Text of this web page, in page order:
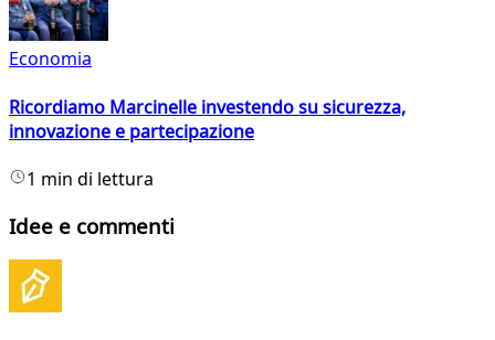
Economia
Ricordiamo Marcinelle investendo su sicurezza,
innovazione e partecipazione
1 min di lettura
Idee e commenti